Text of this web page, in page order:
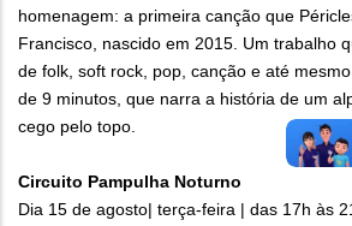
homenagem: a primeira canção que
Francisco, nascido em 2015. Um trabalho
de folk, soft rock, pop, canção e até
de 9 minutos, que narra a história de um
cego pelo topo.
Circuito Pampulha Noturno
Dia 15 de agosto| terça-feira | das 17h às